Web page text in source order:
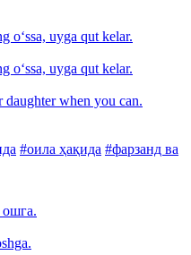
o‘ssa, uyga qut kelar.
o‘ssa, uyga qut kelar.
when you can.
#оила ҳақида #фарзанд ва